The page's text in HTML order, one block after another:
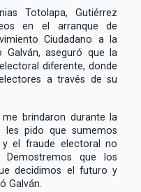
Totolapa, Gutiérrez
en el arranque de
Ciudadano a la
Galván, aseguró que la
diferente, donde
a través de su
brindaron durante la
les pido que sumemos
el fraude electoral no
que los
decidimos el futuro y
Galván.